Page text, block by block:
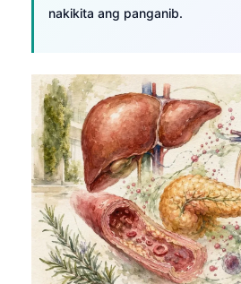
nakikita ang panganib.